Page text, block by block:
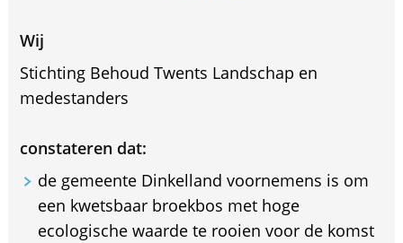
Wij
Stichting Behoud Twents Landschap en
medestanders
constateren dat:
de gemeente Dinkelland voornemens is om
een kwetsbaar broekbos met hoge
ecologische waarde te rooien voor de komst